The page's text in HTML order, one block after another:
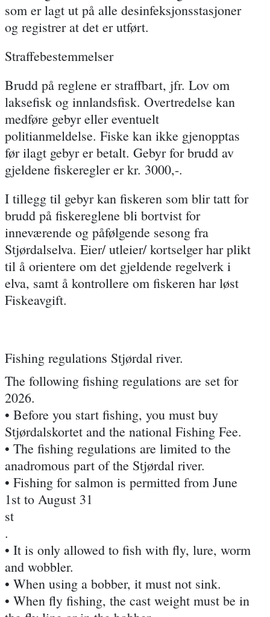
som er lagt ut på alle desinfeksjonsstasjoner
og registrer at det er utført.
Straffebestemmelser
Brudd på reglene er straffbart, jfr. Lov om
laksefisk og innlandsfisk. Overtredelse kan
medføre gebyr eller eventuelt
politianmeldelse. Fiske kan ikke gjenopptas
før ilagt gebyr er betalt. Gebyr for brudd av
gjeldene fiskeregler er kr. 3000,-.
I tillegg til gebyr kan fiskeren som blir tatt for
brudd på fiskereglene bli bortvist for
inneværende og påfølgende sesong fra
Stjørdalselva. Eier/ utleier/ kortselger har plikt
til å orientere om det gjeldende regelverk i
elva, samt å kontrollere om fiskeren har løst
Fiskeavgift.
Fishing regulations Stjørdal river.
The following fishing regulations are set for
2026.
• Before you start fishing, you must buy
Stjørdalskortet and the national Fishing Fee.
• The fishing regulations are limited to the
anadromous part of the Stjørdal river.
• Fishing for salmon is permitted from June
1st to August 31
st
.
• It is only allowed to fish with fly, lure, worm
and wobbler.
• When using a bobber, it must not sink.
• When fly fishing, the cast weight must be in